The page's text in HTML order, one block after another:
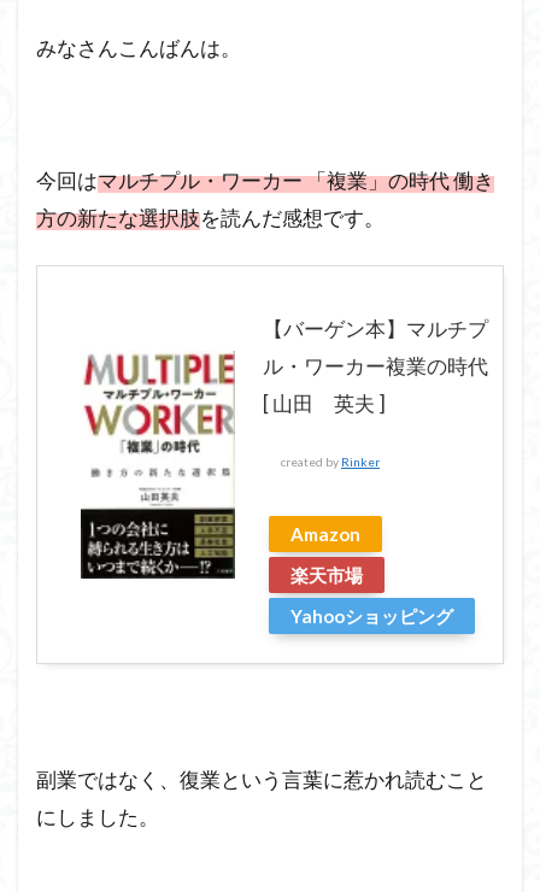
みなさんこんばんは。
今回はマルチプル・ワーカー 「複業」の時代 働き
方の新たな選択肢を読んだ感想です。
【バーゲン本】マルチプ
ル・ワーカー複業の時代
[ 山田 英夫 ]
created by Rinker
Amazon
楽天市場
Yahooショッピング
副業ではなく、復業という言葉に惹かれ読むこと
にしました。